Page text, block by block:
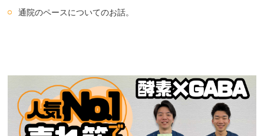
通院のペースについてのお話。